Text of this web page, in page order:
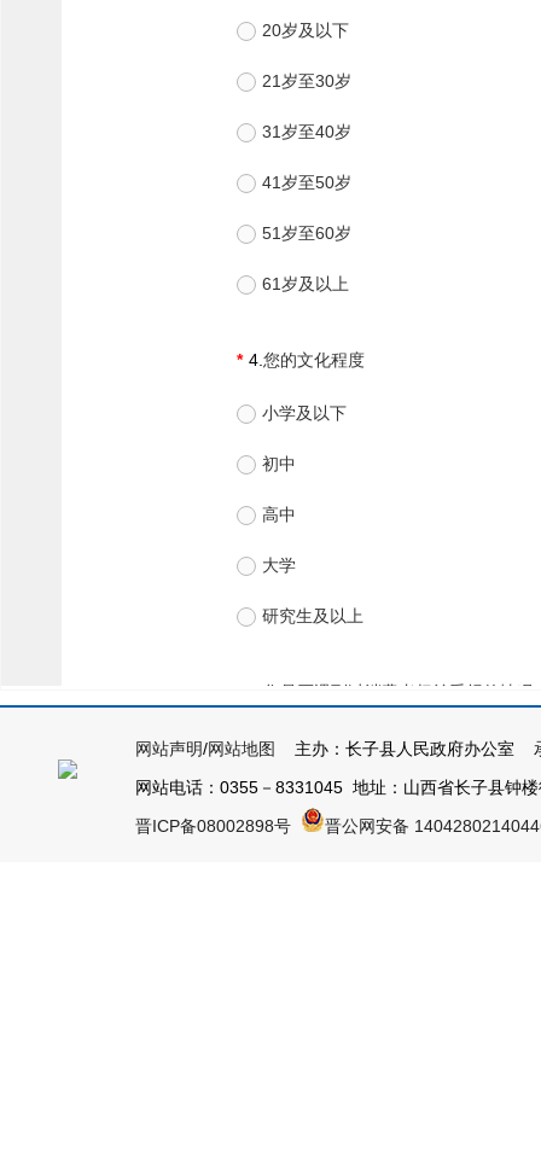
网站声明/网站地图
主办：长子县人民政府办公室
网站电话：0355－8331045 地址：山西省长子县钟
晋ICP备08002898号
晋公网安备